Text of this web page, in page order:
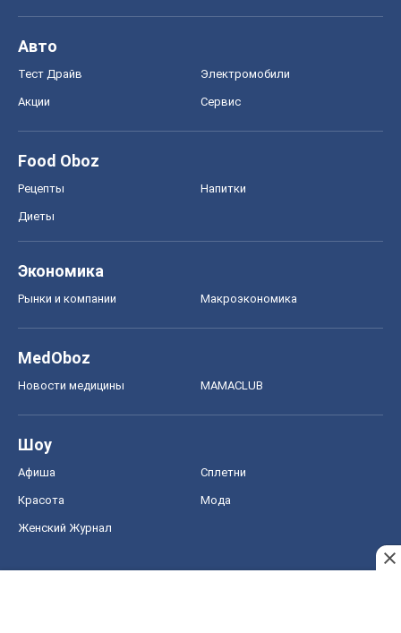
Авто
Тест Драйв Электромобили
Акции Сервис
Food Oboz
Рецепты Напитки
Диеты
Экономика
Рынки и компании Mакроэкономика
MedOboz
Новости медицины MAMACLUB
Шоу
Афиша Сплетни
Красота Мода
Женский Журнал